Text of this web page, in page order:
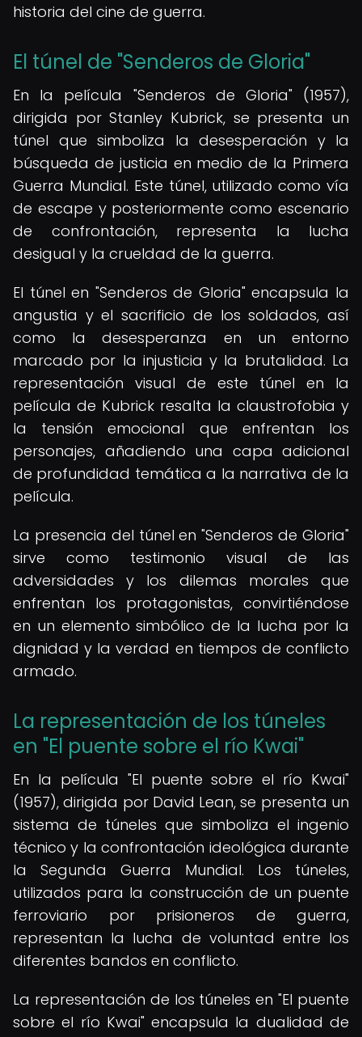
historia del cine de guerra.
El túnel de "Senderos de Gloria"
En la película "Senderos de Gloria" (1957),
dirigida por Stanley Kubrick, se presenta un
túnel que simboliza la desesperación y la
búsqueda de justicia en medio de la Primera
Guerra Mundial. Este túnel, utilizado como vía
de escape y posteriormente como escenario
de confrontación, representa la lucha
desigual y la crueldad de la guerra.
El túnel en "Senderos de Gloria" encapsula la
angustia y el sacrificio de los soldados, así
como la desesperanza en un entorno
marcado por la injusticia y la brutalidad. La
representación visual de este túnel en la
película de Kubrick resalta la claustrofobia y
la tensión emocional que enfrentan los
personajes, añadiendo una capa adicional
de profundidad temática a la narrativa de la
película.
La presencia del túnel en "Senderos de Gloria"
sirve como testimonio visual de las
adversidades y los dilemas morales que
enfrentan los protagonistas, convirtiéndose
en un elemento simbólico de la lucha por la
dignidad y la verdad en tiempos de conflicto
armado.
La representación de los túneles
en "El puente sobre el río Kwai"
En la película "El puente sobre el río Kwai"
(1957), dirigida por David Lean, se presenta un
sistema de túneles que simboliza el ingenio
técnico y la confrontación ideológica durante
la Segunda Guerra Mundial. Los túneles,
utilizados para la construcción de un puente
ferroviario por prisioneros de guerra,
representan la lucha de voluntad entre los
diferentes bandos en conflicto.
La representación de los túneles en "El puente
sobre el río Kwai" encapsula la dualidad de